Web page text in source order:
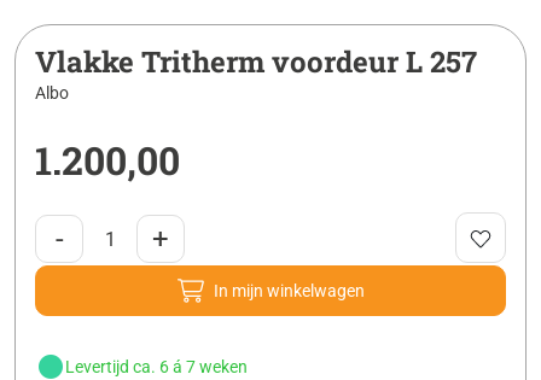
Vlakke Tritherm voordeur L 257
Albo
1.200,00
- +
In mijn winkelwagen
Levertijd ca. 6 á 7 weken